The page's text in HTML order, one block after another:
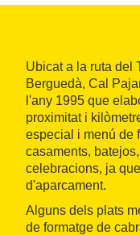
Ubicat a la ruta del
Berguedà, Cal
l'any 1995 que
proximitat i
especial i menú de
casaments,
celebracions, ja
d'aparcament.
Alguns dels plats
de formatge de